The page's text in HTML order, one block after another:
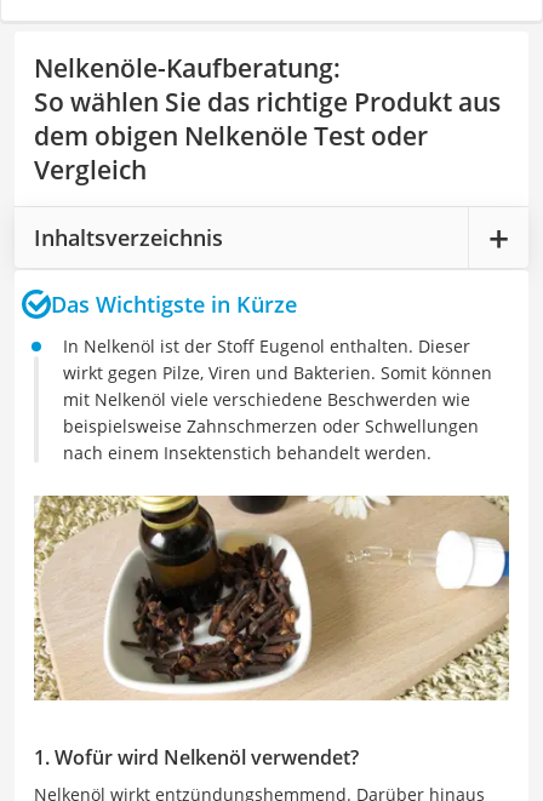
Nelkenöle-Kaufberatung:
So wählen Sie das richtige Produkt aus
dem obigen Nelkenöle Test oder
Vergleich
Inhaltsverzeichnis
Das Wichtigste in Kürze
In Nelkenöl ist der Stoff Eugenol enthalten. Dieser
wirkt gegen Pilze, Viren und Bakterien. Somit können
mit Nelkenöl viele verschiedene Beschwerden wie
beispielsweise Zahnschmerzen oder Schwellungen
nach einem Insektenstich behandelt werden.
1. Wofür wird Nelkenöl verwendet?
Nelkenöl wirkt entzündungshemmend. Darüber hinaus